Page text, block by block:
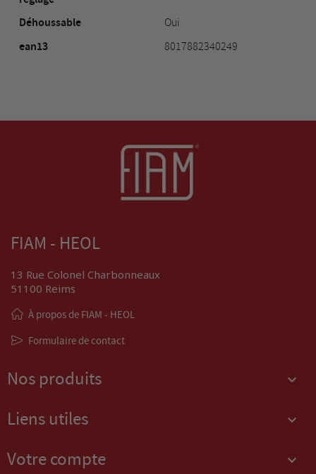
Déhoussable Oui
ean13 8017882340249
FIAM - HEOL
13 Rue Colonel Charbonneaux
51100 Reims
À propos de FIAM - HEOL
Formulaire de contact
Nos produits 
Liens utiles 
Votre compte 